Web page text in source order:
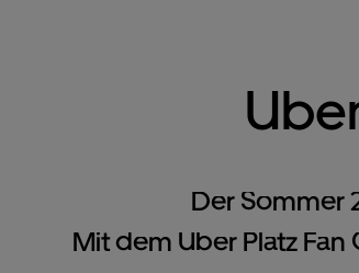
Der Sommer
Mit dem Uber Platz